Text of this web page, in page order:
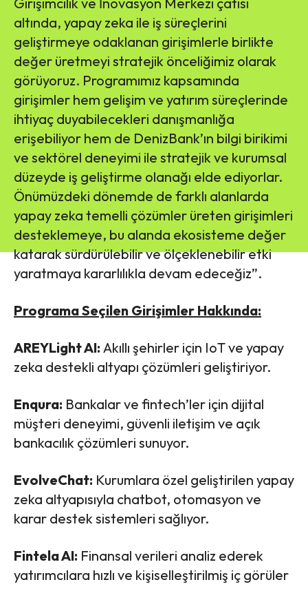
altında, yapay zeka ile iş süreçlerini
geliştirmeye odaklanan girişimlerle birlikte
değer üretmeyi stratejik önceliğimiz olarak
görüyoruz. Programımız kapsamında
girişimler hem gelişim ve yatırım süreçlerinde
ihtiyaç duyabilecekleri danışmanlığa
erişebiliyor hem de DenizBank’ın bilgi birikimi
ve sektörel deneyimi ile stratejik ve kurumsal
düzeyde iş geliştirme olanağı elde ediyorlar.
Önümüzdeki dönemde de farklı alanlarda
yapay zeka temelli çözümler üreten girişimleri
desteklemeye, bu alanda ekosisteme değer
katarak sürdürülebilir ve ölçeklenebilir etki
yaratmaya kararlılıkla devam edeceğiz”.
Programa Seçilen Girişimler Hakkında:
AREYLight AI: Akıllı şehirler için IoT ve yapay
zeka destekli altyapı çözümleri geliştiriyor.
Enqura: Bankalar ve fintech’ler için dijital
müşteri deneyimi, güvenli iletişim ve açık
bankacılık çözümleri sunuyor.
EvolveChat: Kurumlara özel geliştirilen yapay
zeka altyapısıyla chatbot, otomasyon ve
karar destek sistemleri sağlıyor.
Fintela AI: Finansal verileri analiz ederek
yatırımcılara hızlı ve kişiselleştirilmiş iç görüler